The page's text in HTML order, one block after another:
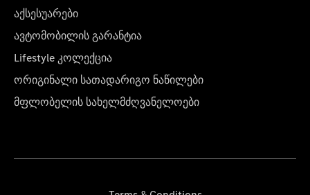
აქსესუარები
ავტომობილის გარანტია
Lifestyle კოლექცია
ორიგინალი სათადარიგო ნაწილები
მფლობელის სახელმძღვანელოები